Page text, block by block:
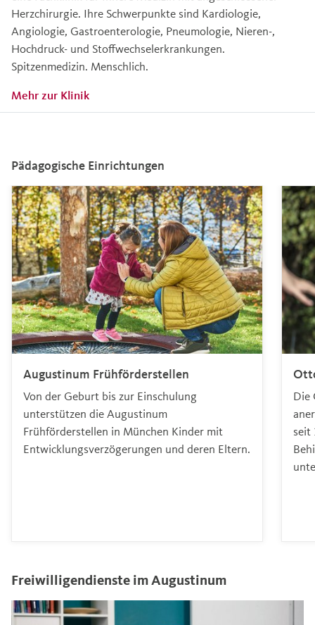
Herzchirurgie. Ihre Schwerpunkte sind Kardiologie,
Angiologie, Gastroenterologie, Pneumologie, Nieren-,
Hochdruck- und Stoffwechselerkrankungen.
Spitzenmedizin. Menschlich.
Mehr zur Klinik
Pädagogische Einrichtungen
Augustinum Frühförderstellen
Von der Geburt bis zur Einschulung
unterstützen die Augustinum
Frühförderstellen in München Kinder mit
Entwicklungsverzögerungen und deren Eltern.
Die
seit
Freiwilligendienste im Augustinum